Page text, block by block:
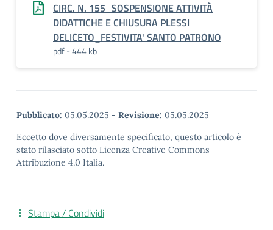
CIRC. N. 155_SOSPENSIONE ATTIVITÀ
DIDATTICHE E CHIUSURA PLESSI
DELICETO_FESTIVITA' SANTO PATRONO
pdf - 444 kb
Pubblicato: 05.05.2025 - Revisione: 05.05.2025
Eccetto dove diversamente specificato, questo articolo è
stato rilasciato sotto Licenza Creative Commons
Attribuzione 4.0 Italia.
Stampa / Condividi